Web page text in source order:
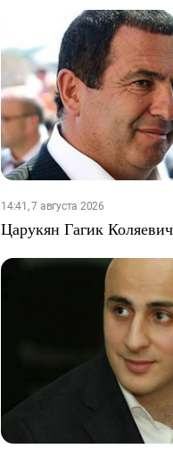
14:41, 7 августа 2026
Царукян Гагик Коляевич